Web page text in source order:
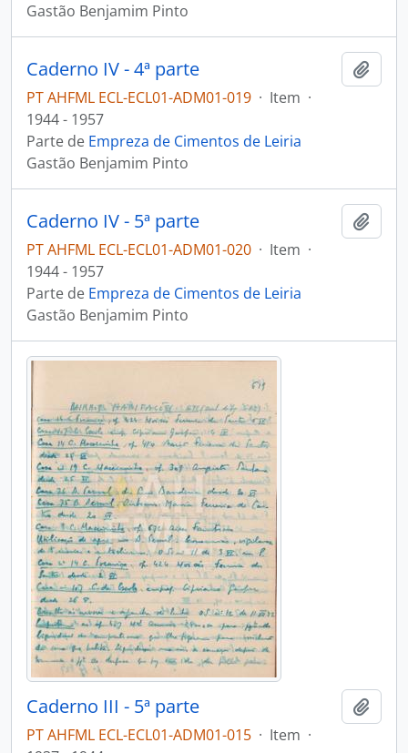
Gastão Benjamim Pinto
Caderno IV - 4ª parte
PT AHFML ECL-ECL01-ADM01-019 · Item ·
1944 - 1957
Parte de Empreza de Cimentos de Leiria
Gastão Benjamim Pinto
Caderno IV - 5ª parte
PT AHFML ECL-ECL01-ADM01-020 · Item ·
1944 - 1957
Parte de Empreza de Cimentos de Leiria
Gastão Benjamim Pinto
Caderno III - 5ª parte
PT AHFML ECL-ECL01-ADM01-015 · Item ·